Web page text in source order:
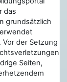
das
grundsätzlich
der Setzung
Seiten,